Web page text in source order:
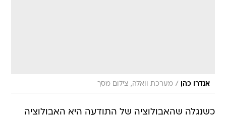
אנדרו כהן / מערכת וואלה, צילום מסך
כשנגלה שהאבולוציה של התודעה היא האבולוציה